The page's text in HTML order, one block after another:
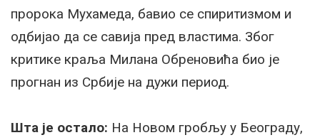
пророка Мухамеда, бавио се спиритизмом и
одбијао да се савија пред властима. Због
критике краља Милана Обреновића био је
прогнан из Србије на дужи период.
Шта је остало: На Новом гробљу у Београду,